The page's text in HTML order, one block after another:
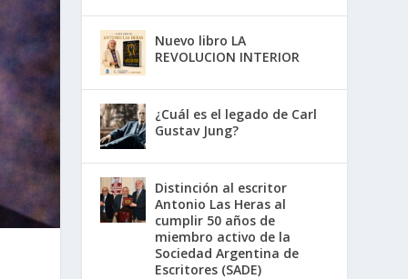
Nuevo libro LA
REVOLUCION INTERIOR
¿Cuál es el legado de Carl
Gustav Jung?
Distinción al escritor
Antonio Las Heras al
cumplir 50 años de
miembro activo de la
Sociedad Argentina de
Escritores (SADE)